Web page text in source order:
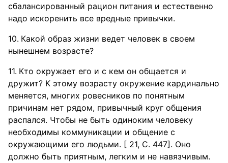
сбалансированный рацион питания и естественно
надо искоренить все вредные привычки.
Какой образ жизни ведет человек в своем
нынешнем возрасте?
Кто окружает его и с кем он общается и
дружит? К этому возрасту окружение кардинально
меняется, многих ровесников по понятным
причинам нет рядом, привычный круг общения
распался. Чтобы не быть одиноким человеку
необходимы коммуникации и общение с
окружающими его людьми. [ 21, С. 447]. Оно
должно быть приятным, легким и не навязчивым.